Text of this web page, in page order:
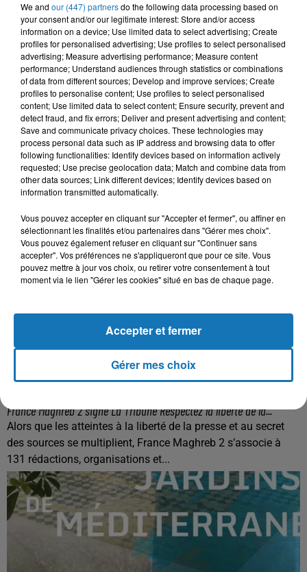
22 décembre 2025
Couscous de saison : marché local et cuisine du Maghreb
Pour Cultivons notre jardin, programme radio décliné en
articles et reportages autour des enjeux de société liés à
France Maghreb 2 signe La Tribune Respectez la liberté de la...
Alors que les atteintes à la liberté de la presse et au secret
des sources se multiplient, France Maghreb 2 s’associe à
131 rédactions, organisations et...
We and our (447) partnersdo the following data processing based on
your consent and/or our legitimate interest: Store and/or access
information on a device; Use limited data to select advertising; Create
profiles for personalised advertising; Use profiles to select personalised
advertising; Measure advertising performance; Measure content
performance; Understand audiences through statistics or combinations
of data from different sources; Develop and improve services; Create
profiles to personalise content; Use profiles to select personalised
content; Use limited data to select content; Ensure security, prevent and
detect fraud, and fix errors; Deliver and present advertising and content;
Save and communicate privacy choices. These technologies may
process personal data such as IP address and browsing data to offer
following functionalities: Identify devices based on information actively
requested; Use precise geolocation data; Match and combine data from
other data sources; Link different devices; Identify devices based on
information transmitted automatically.
Vous pouvez accepter en cliquant sur "Accepter et fermer", ou affiner en
sélectionnant les finalités et/ou partenaires dans "Gérer mes choix".
Vous pouvez également refuser en cliquant sur "Continuer sans
accepter". Vos préférences ne s'appliqueront que pour ce site. Vous
pouvez mettre à jour vos choix, ou retirer votre consentement à tout
moment via le lien "Gérer les cookies" situé en bas de chaque page.
Gérer mes choix
Accepter et fermer